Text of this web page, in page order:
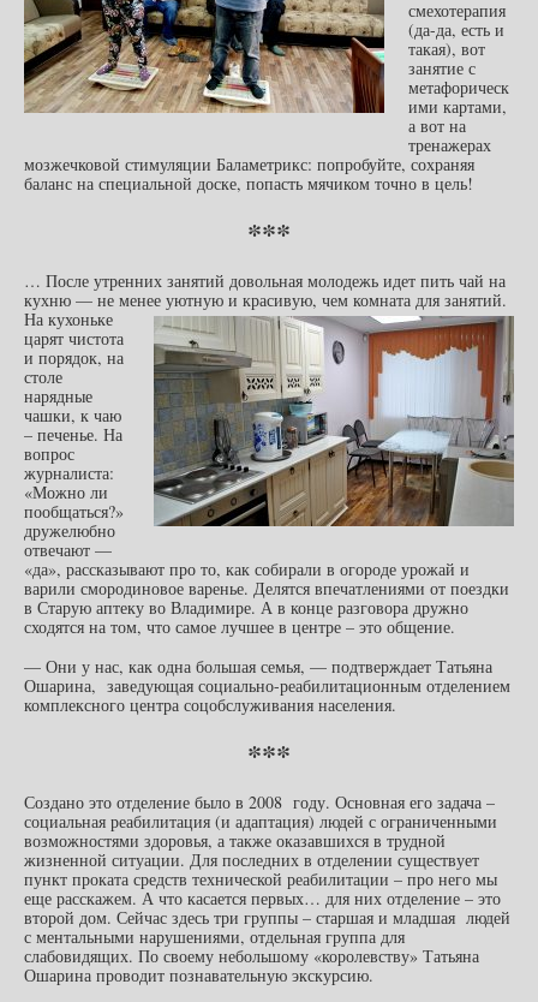
смехотерапия
(да-да, есть и
такая), вот
занятие с
метафорическ
ими картами,
а вот на
тренажерах
мозжечковой стимуляции Баламетрикс: попробуйте, сохраняя
баланс на специальной доске, попасть мячиком точно в цель!
***
… После утренних занятий довольная молодежь идет пить чай на
кухню — не менее уютную и красивую, чем комната для занятий.
На кухоньке
царят чистота
и порядок, на
столе
нарядные
чашки, к чаю
– печенье. На
вопрос
журналиста:
«Можно ли
пообщаться?»
дружелюбно
отвечают —
«да», рассказывают про то, как собирали в огороде урожай и
варили смородиновое варенье. Делятся впечатлениями от поездки
в Старую аптеку во Владимире. А в конце разговора дружно
сходятся на том, что самое лучшее в центре – это общение.
— Они у нас, как одна большая семья, — подтверждает Татьяна
Ошарина, заведующая социально-реабилитационным отделением
комплексного центра соцобслуживания населения.
***
Создано это отделение было в 2008 году. Основная его задача –
социальная реабилитация (и адаптация) людей с ограниченными
возможностями здоровья, а также оказавшихся в трудной
жизненной ситуации. Для последних в отделении существует
пункт проката средств технической реабилитации – про него мы
еще расскажем. А что касается первых… для них отделение – это
второй дом. Сейчас здесь три группы – старшая и младшая людей
с ментальными нарушениями, отдельная группа для
слабовидящих. По своему небольшому «королевству» Татьяна
Ошарина проводит познавательную экскурсию.